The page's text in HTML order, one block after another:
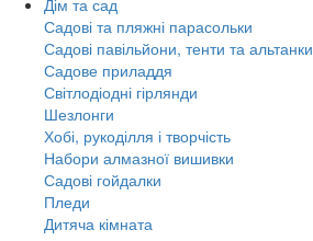
Садові та пляжні парасольки
Садові павільйони, тенти та альтанки
Садове приладдя
Світлодіодні гірлянди
Шезлонги
Хобі, рукоділля і творчість
Набори алмазної вишивки
Садові гойдалки
Пледи
Дитяча кімната